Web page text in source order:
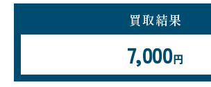
買取結果
7,000円